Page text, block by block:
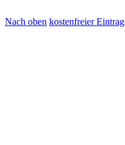
Nach oben kostenfreier Eintrag